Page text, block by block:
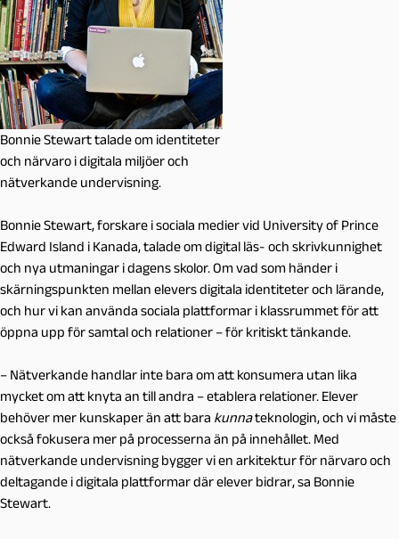
Bonnie Stewart talade om identiteter
och närvaro i digitala miljöer och
nätverkande undervisning.
Bonnie Stewart, forskare i sociala medier vid University of Prince
Edward Island i Kanada, talade om digital läs- och skrivkunnighet
och nya utmaningar i dagens skolor. Om vad som händer i
skärningspunkten mellan elevers digitala identiteter och lärande,
och hur vi kan använda sociala plattformar i klassrummet för att
öppna upp för samtal och relationer – för kritiskt tänkande.
– Nätverkande handlar inte bara om att konsumera utan lika
mycket om att knyta an till andra – etablera relationer. Elever
behöver mer kunskaper än att bara kunnateknologin, och vi måste
också fokusera mer på processerna än på innehållet. Med
nätverkande undervisning bygger vi en arkitektur för närvaro och
deltagande i digitala plattformar där elever bidrar, sa Bonnie
Stewart.